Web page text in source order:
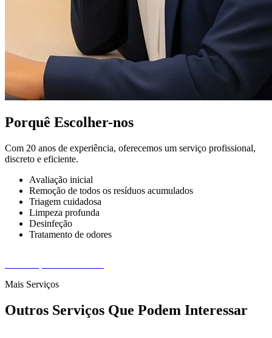
Porquê Escolher-nos
Com 20 anos de experiência, oferecemos um serviço profissional,
discreto e eficiente.
Avaliação inicial
Remoção de todos os resíduos acumulados
Triagem cuidadosa
Limpeza profunda
Desinfeção
Tratamento de odores
Mais Serviços
Outros Serviços Que Podem Interessar